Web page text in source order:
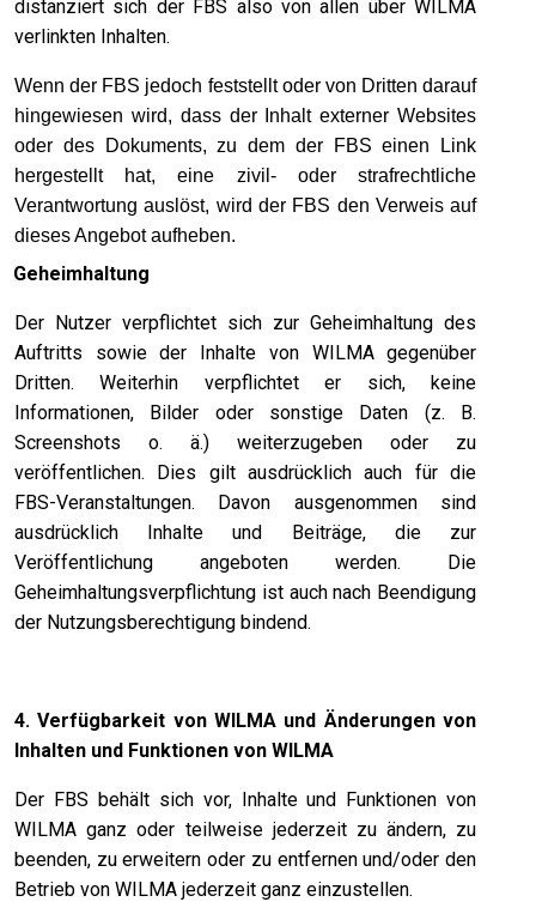
distanziert sich der FBS also von allen über WILMA
verlinkten Inhalten.
Wenn der FBS jedoch feststellt oder von Dritten darauf
hingewiesen wird, dass der Inhalt externer Websites
oder des Dokuments, zu dem der FBS einen Link
hergestellt hat, eine zivil- oder strafrechtliche
Verantwortung auslöst, wird der FBS den Verweis auf
dieses Angebot aufheben.
Geheimhaltung
Der Nutzer verpflichtet sich zur Geheimhaltung des
Auftritts sowie der Inhalte von WILMA gegenüber
Dritten. Weiterhin verpflichtet er sich, keine
Informationen, Bilder oder sonstige Daten (z. B.
Screenshots o. ä.) weiterzugeben oder zu
veröffentlichen. Dies gilt ausdrücklich auch für die
FBS-Veranstaltungen. Davon ausgenommen sind
ausdrücklich Inhalte und Beiträge, die zur
Veröffentlichung angeboten werden. Die
Geheimhaltungsverpflichtung ist auch nach Beendigung
der Nutzungsberechtigung bindend.
4. Verfügbarkeit von WILMA und Änderungen von
Inhalten und Funktionen von WILMA
Der FBS behält sich vor, Inhalte und Funktionen von
WILMA ganz oder teilweise jederzeit zu ändern, zu
beenden, zu erweitern oder zu entfernen und/oder den
Betrieb von WILMA jederzeit ganz einzustellen.